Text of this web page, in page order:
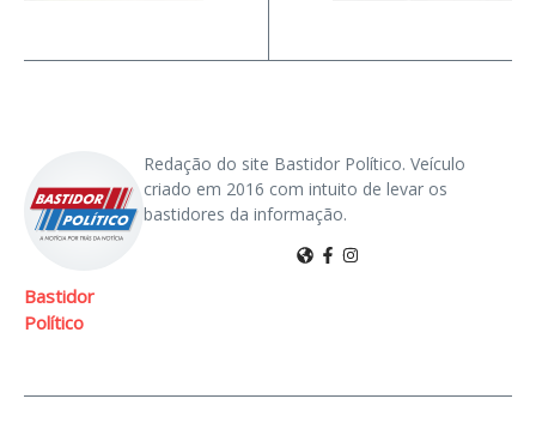
Bastidor
Político
Redação do site Bastidor Político. Veículo
criado em 2016 com intuito de levar os
bastidores da informação.